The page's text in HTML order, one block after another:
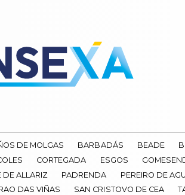
DE MOLGAS BARBADÁS BEADE
CORTEGADA ESGOS
DE ALLARIZ PADRENDA PEREIRO DE
DAS VIÑAS SAN CRISTOVO DE CEA